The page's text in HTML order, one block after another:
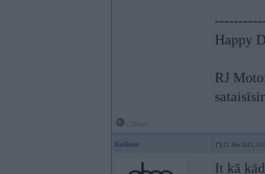
Happy
RJ
Rollout 21. Mar 2013,
It kā